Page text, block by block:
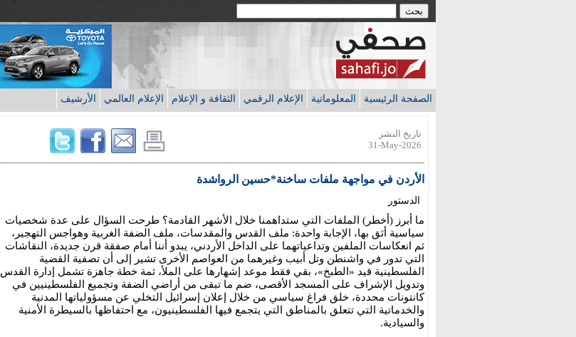
الصفحة الرئيسية المعلوماتية الإعلام الرقمي الثقافة و الإعلام الإعلام العالمي الأرشيف
تاريخ النشر
31-May-2026
الأردن في مواجهة ملفات ساخنة*حسين الرواشدة
الدستور
ما أبرز (أخطر) الملفات التي ستداهمنا خلال الأشهر القادمة؟ طرحت السؤال على عدة شخصيات
سياسية أثق بها، الإجابة واحدة: ملف القدس والمقدسات، ملف الضفة الغربية وهواجس التهجير،
ثم انعكاسات الملفين وتداعياتهما على الداخل الأردني، يبدو أننا أمام صفقة قرن جديدة، النقاشات
التي تدور في واشنطن وتل أبيب وغيرهما من العواصم الأخرى تشير إلى أن تصفية القضية
الفلسطينية قيد «الطبخ»، بقي فقط موعد إشهارها على الملأ، ثمة خطة جاهزة تشمل إدارة القدس
وتدويل الإشراف على المسجد الأقصى، ضم ما تبقى من أراضي الضفة وتجميع الفلسطينيين في
كانتونات محددة، خلق فراغ سياسي من خلال إعلان إسرائيل التخلي عن مسؤولياتها المدنية
والخدماتية التي تتعلق بالمناطق التي يتجمع فيها الفلسطينيون، مع احتفاظها بالسيطرة الأمنية
والسيادية.